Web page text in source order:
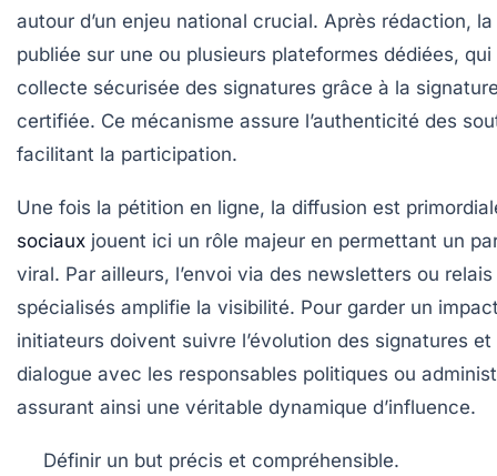
autour d’un enjeu national crucial. Après rédaction,
publiée sur une ou plusieurs plateformes dédiées,
collecte sécurisée des signatures grâce à la
certifiée. Ce mécanisme assure l’authenticité des
facilitant la participation.
Une fois la pétition en ligne, la diffusion est
sociaux jouent ici un rôle majeur en permettant un
viral. Par ailleurs, l’envoi via des newsletters ou
spécialisés amplifie la visibilité. Pour garder un
initiateurs doivent suivre l’évolution des signatures
dialogue avec les responsables politiques ou
assurant ainsi une véritable dynamique d’influence.
Définir un but précis et compréhensible.